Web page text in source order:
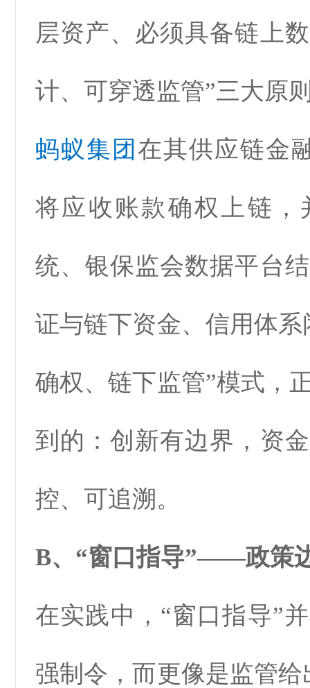
层资产、必须具备链上
计、可穿透监管”三大原
蚂蚁集团 在其供应链金
将应收账款确权上链，
统、银保监会数据平台
证与链下资金、信用体
确权、链下监管”模式，
到的：创新有边界，资
控、可追溯。
B、“窗口指导”——政策
在实践中，“窗口指导”
强制令，而更像是监管